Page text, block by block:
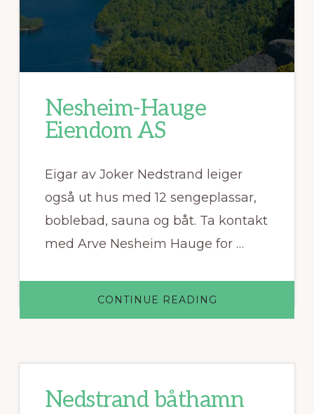
Nesheim-Hauge
Eiendom AS
Eigar av Joker Nedstrand leiger
også ut hus med 12 sengeplassar,
boblebad, sauna og båt. Ta kontakt
med Arve Nesheim Hauge for …
CONTINUE READING
HAUGE
Nedstrand båthamn